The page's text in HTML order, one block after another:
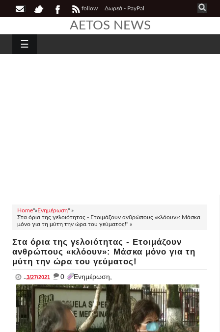
follow Δωρεά - PayPal
AETOS NEWS
☰
Home"»Ενημέρωση" »
Στα όρια της γελοιότητας - Ετοιμάζουν ανθρώπους «κλόουν»: Μάσκα
μόνο για τη μύτη την ώρα του γεύματος!" »
Στα όρια της γελοιότητας - Ετοιμάζουν
ανθρώπους «κλόουν»: Μάσκα μόνο για τη
μύτη την ώρα του γεύματος!
..3/27/2021 _ 0 Ενημέρωση,